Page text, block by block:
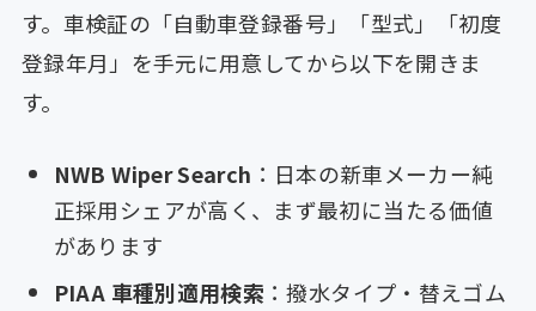
す。車検証の「自動車登録番号」「型式」「初度
登録年月」を手元に用意してから以下を開きま
す。
NWB Wiper Search ：日本の新車メーカー純
正採用シェアが高く、まず最初に当たる価値
があります
PIAA 車種別適用検索 ：撥水タイプ・替えゴム